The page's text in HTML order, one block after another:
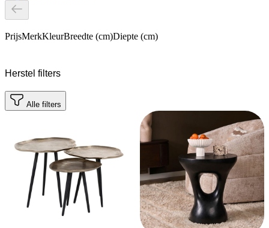
PrijsMerkKleurBreedte (cm)Diepte (cm)
Herstel filters
Alle filters